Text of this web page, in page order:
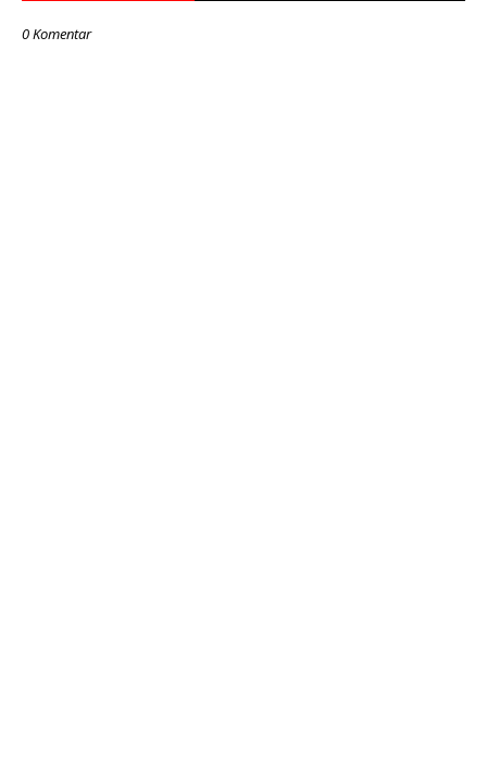
0 Komentar